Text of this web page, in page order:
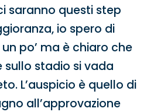
saranno questi step
io spero di
po’ ma è chiaro che
stadio si vada
L’auspicio è quello di
all’approvazione